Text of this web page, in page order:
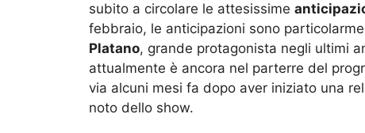
subito a circolare le attesissime
febbraio, le anticipazioni sono
Platano, grande protagonista negli ultimi
attualmente è ancora nel parterre del
via alcuni mesi fa dopo aver iniziato una
noto dello show.